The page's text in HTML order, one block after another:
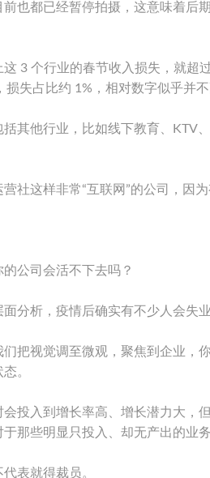
前也都已经暂停拍摄，这意味着后
这 3 个行业的春节收入损失，就超
损失占比约 1%，相对数字似乎并不
括其他行业，比如线下教育、KTV
社这样非常“互联网”的公司，因
公司会活不下去吗？
分析，疫情后确实有不少人会失业
把视觉调至微观，聚焦到企业，
。
会投入到增长率高、增长潜力大，
于那些明显只投入、却无产出的业
表就得裁员。